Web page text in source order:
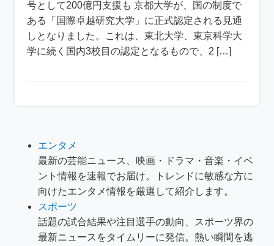
号として200億円支援も 京都大学が、国の制度で
ある「国際卓越研究大学」に正式認定される見通
しとなりました。これは、東北大学、東京科学大
学に続く国内3校目の認定となるもので、2 […]
エンタメ
最新の芸能ニュース、映画・ドラマ・音楽・イベ
ント情報を速報でお届け。トレンドに敏感な方に
向けたエンタメ情報を厳選して紹介します。
スポーツ
話題の試合結果や注目選手の動向、スポーツ界の
最新ニュースをタイムリーに発信。熱い瞬間を逃